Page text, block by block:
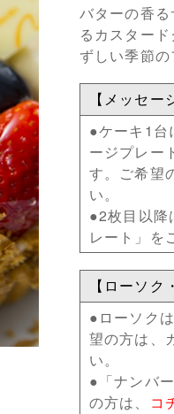
バターの香
るカスター
ずしい季節の
【メッセー
●ケーキ1台
ージプレー
す。 ご希望
い。
●2枚目以降
レート」を
【ローソク
●ローソク
望の方は、
い。
●「ナンバ
の方は、
コ